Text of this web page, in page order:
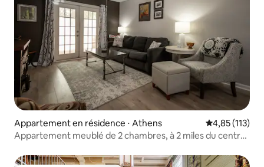
Appartement en résidence ⋅ Athens Évaluation
4,85 (113)
Appartement meublé de 2 chambres, à 2 miles du centre-